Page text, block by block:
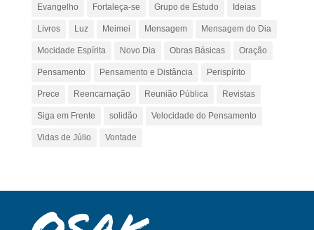
Evangelho Fortaleça-se Grupo de Estudo Ideias
Livros Luz Meimei Mensagem Mensagem do Dia
Mocidade Espírita Novo Dia Obras Básicas Oração
Pensamento Pensamento e Distância Perispírito
Prece Reencarnação Reunião Pública Revistas
Siga em Frente solidão Velocidade do Pensamento
Vidas de Júlio Vontade